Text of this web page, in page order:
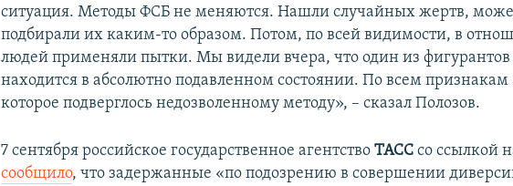
ситуация. Методы ФСБ не меняются. Нашли случайных жертв,
подбирали их каким-то образом. Потом, по всей видимости, в
людей применяли пытки. Мы видели вчера, что один из фигурантов
находится в абсолютно подавленном состоянии. По всем признакам
которое подверглось недозволенному методу», – сказал Полозов.
7 сентября российское государственное агентствоТАССсо ссылкой
сообщило, что задержанные «по подозрению в совершении